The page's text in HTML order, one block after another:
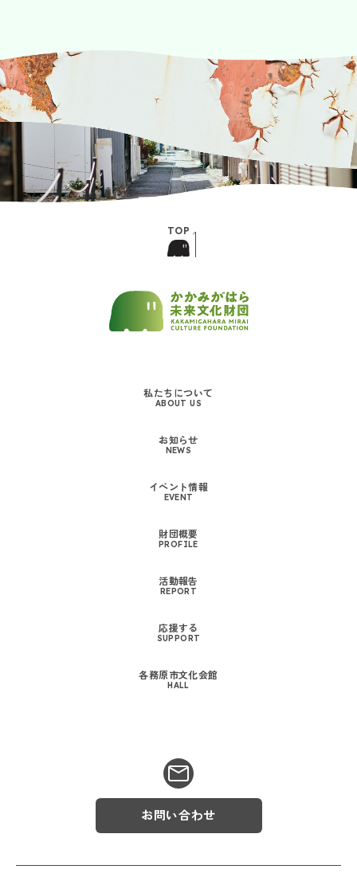
私たちについて
ABOUT US
お知らせ
NEWS
イベント情報
EVENT
財団概要
PROFILE
活動報告
REPORT
応援する
SUPPORT
各務原市文化会館
HALL
お問い合わせ